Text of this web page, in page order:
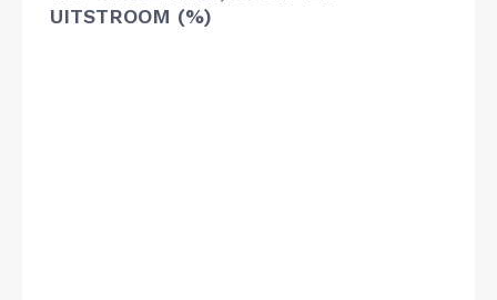
UITSTROOM (%)